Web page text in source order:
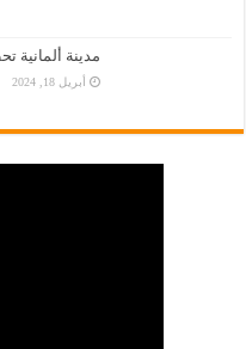
مدينة ألمانية
أبريل 18, 2024